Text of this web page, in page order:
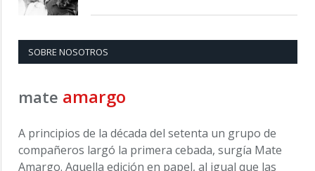
SOBRE NOSOTROS
mate amargo
A principios de la década del setenta un grupo de
compañeros largó la primera cebada, surgía Mate
Amargo. Aquella edición en papel, al igual que las